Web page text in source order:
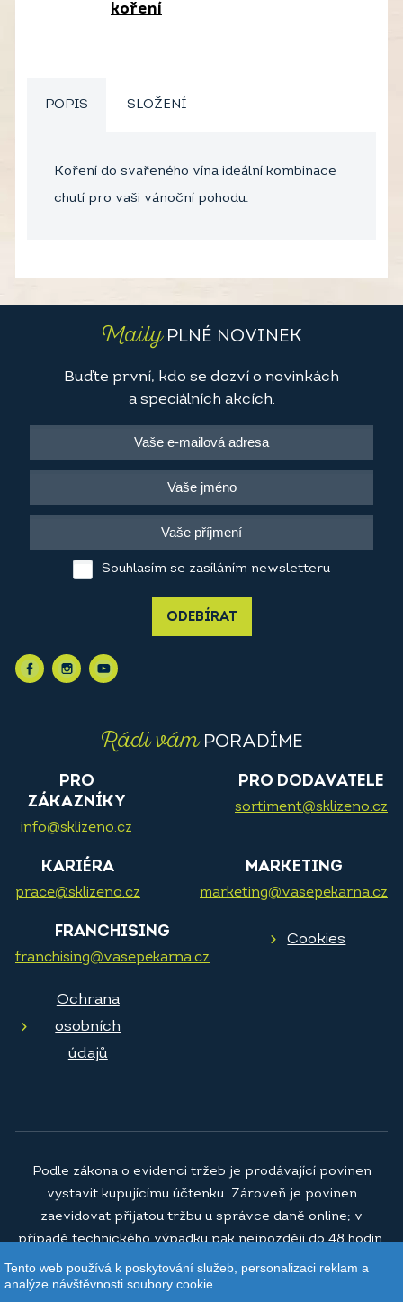
koření
POPIS SLOŽENÍ
Koření do svařeného vína ideální kombinace
chutí pro vaši vánoční pohodu.
MailyPLNÉ NOVINEK
Buďte první, kdo se dozví o novinkách
a speciálních akcích.
Souhlasím se zasíláním newsletteru
ODEBÍRAT
Rádi vámPORADÍME
PRO
ZÁKAZNÍKY
info@sklizeno.cz
PRO DODAVATELE
sortiment@sklizeno.cz
KARIÉRA
prace@sklizeno.cz
MARKETING
marketing@vasepekarna.cz
FRANCHISING
franchising@vasepekarna.cz
Cookies
Ochrana
osobních
údajů
© 2026Vaše pekárna a.s.
Podle zákona o evidenci tržeb je prodávající povinen
vystavit kupujícímu účtenku. Zároveň je povinen
zaevidovat přijatou tržbu u správce daně online; v
případě technického výpadku pak nejpozději do 48 hodin.
Tento web používá k poskytování služeb, personalizaci reklam a
analýze návštěvnosti soubory cookie